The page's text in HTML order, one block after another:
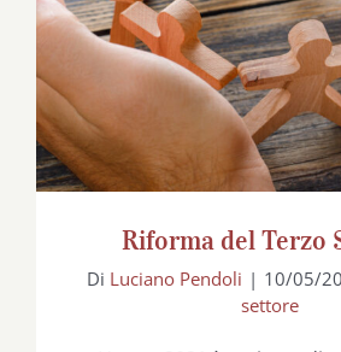
Riforma del Terzo
Di Luciano Pendoli | 10/05/
settore